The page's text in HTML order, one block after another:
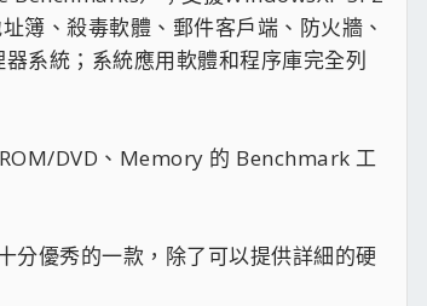
簿、殺毒軟體、郵件客戶端、防火牆、
系統；系統應用軟體和程序庫完全列
DVD、Memory 的 Benchmark 工
分優秀的一款，除了可以提供詳細的硬